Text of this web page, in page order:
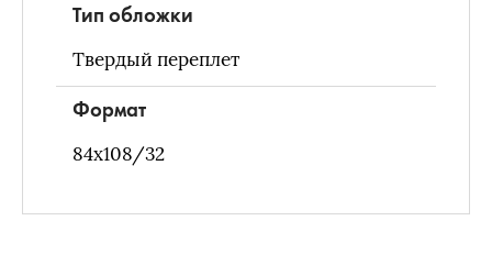
Тип обложки
Твердый переплет
Формат
84x108/32